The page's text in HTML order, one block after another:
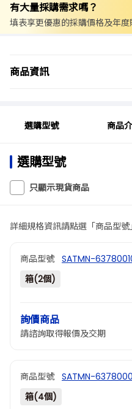
有大量採購需求嗎？
填表享更優惠的採購價格及年度
商品資訊
商品分類
選購型號 商品
選購型號
只顯示現貨商品
詳細規格資訊請點選「商品型號」
商品型號 SATMN-
箱(2個)
詢價商品
請諮詢取得報價及交期
商品型號 SATMN-
箱(4個)